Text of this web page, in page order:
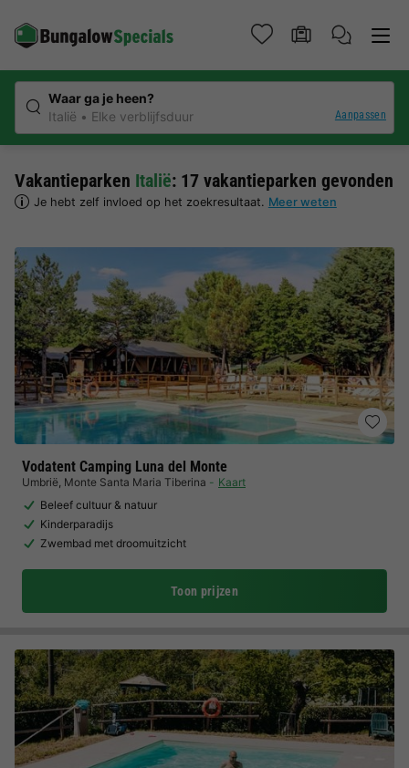
Waar ga je heen?
Italië
Elke verblijfsduur Aanpassen
Vakantieparken Italië: 17 vakantieparken gevonden
Je hebt zelf invloed op het zoekresultaat. Meer weten
Vodatent Camping Luna del Monte
Umbrië, Monte Santa Maria Tiberina
Kaart
Beleef cultuur & natuur
Kinderparadijs
Zwembad met droomuitzicht
Toon prijzen